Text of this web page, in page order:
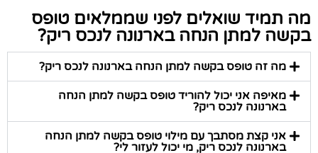
מה תמיד שואלים לפני שממלאים טופס
בקשה למתן הנחה בארנונה לנכס ריק?
מה זה טופס בקשה למתן הנחה בארנונה לנכס ריק?
מאיפה אני יכול להוריד טופס בקשה למתן הנחה
בארנונה לנכס ריק?
אני קצת מסתבך עם מילוי טופס בקשה למתן הנחה
בארנונה לנכס ריק, מי יכול לעזור לי?